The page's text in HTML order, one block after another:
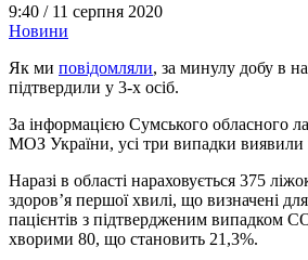
9:40 / 11 серпня 2020
Новини
Як ми повідомляли, за минулу добу в
підтвердили у 3-х осіб.
За інформацією Сумського обласного
МОЗ України, усі три випадки виявили
Наразі в області нараховується 375
здоров’я першої хвилі, що визначені для
пацієнтів з підтвердженим випадком
хворими 80, що становить 21,3%.